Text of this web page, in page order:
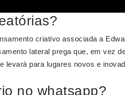
criativo associada a
lateral prega que, em vez
levará para lugares novos e
no whatsapp?